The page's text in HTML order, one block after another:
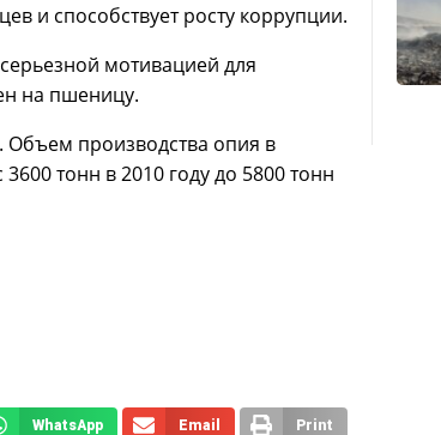
и способствует росту коррупции.
мотивацией для
на пшеницу.
Объем производства опия в
тонн в 2010 году до 5800 тонн
WhatsApp Email Print